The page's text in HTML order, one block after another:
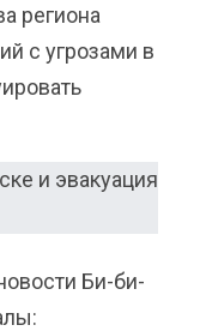
региона
с угрозами в
Би-би-